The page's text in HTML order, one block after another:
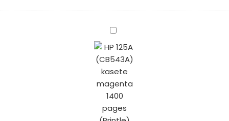
HP
125A
(CB543A)
kasete
1400
(Printle)